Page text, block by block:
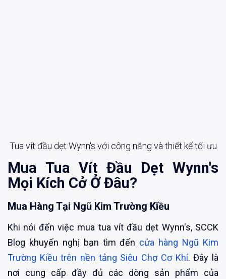
Tua vít đầu dẹt Wynn's với công năng và thiết kế tối ưu
Mua Tua Vít Đầu Dẹt Wynn's
Mọi Kích Cở Ở Đâu?
Mua Hàng Tại Ngũ Kim Trường Kiều
Khi nói đến việc mua tua vít đầu dẹt Wynn's, SCCK
Blog khuyến nghị bạn tìm đến cửa hàng Ngũ Kim
Trường Kiều trên nền tảng Siêu Chợ Cơ Khí. Đây là
nơi cung cấp đầy đủ các dòng sản phẩm của